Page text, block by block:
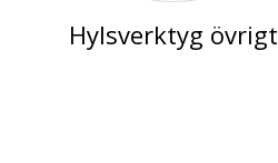
Hylsverktyg övrigt